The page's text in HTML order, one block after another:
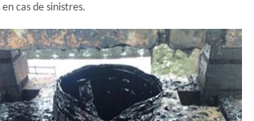
cas de sinistres.